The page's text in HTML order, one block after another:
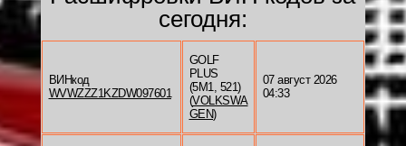
сегодня:
ВИНкод
WVWZZZ1KZDW097601
GOLF
PLUS
(5M1, 521)
(VOLKSWA
GEN)
07 август 2026
04:33